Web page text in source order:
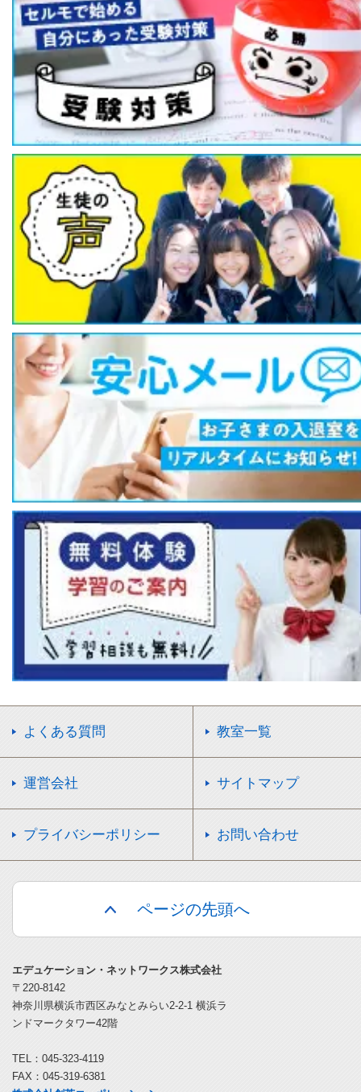
よくある質問 教室一覧
運営会社 サイトマップ
プライバシーポリシー お問い合わせ
ページの先頭へ
エデュケーション・ネットワークス株式会社
〒220-8142
神奈川県横浜市西区みなとみらい2-2-1 横浜ラ
ンドマークタワー42階
TEL：045-323-4119
FAX：045-319-6381